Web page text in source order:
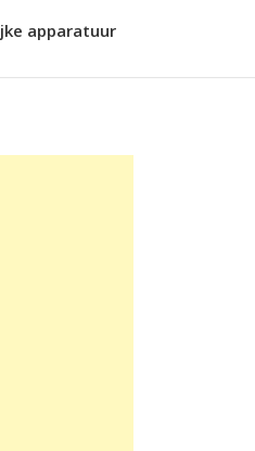
apparatuur